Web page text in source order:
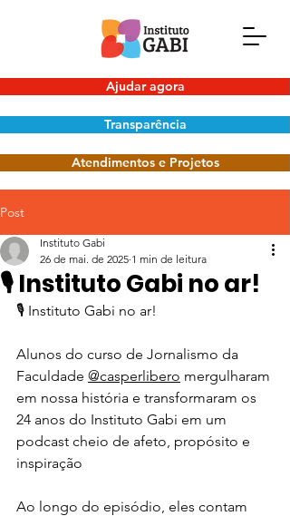
Ajudar agora
Transparência
Atendimentos e Projetos
Post
🎙️ Instituto Gabi no ar!
Instituto Gabi
26 de mai. de 2025 1 min de leitura
🎙️ Instituto Gabi no ar!
Alunos do curso de Jornalismo da
Faculdade @casperlibero mergulharam
em nossa história e transformaram os
24 anos do Instituto Gabi em um
podcast cheio de afeto, propósito e
inspiração
Ao longo do episódio, eles contam